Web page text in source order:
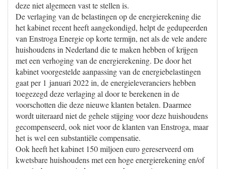
deze niet algemeen vast te stellen is.
De verlaging van de belastingen op de energierekening die
het kabinet recent heeft aangekondigd, helpt de gedupeerden
van Enstroga Energie op korte termijn, net als de vele andere
huishoudens in Nederland die te maken hebben of krijgen
met een verhoging van de energierekening. De door het
kabinet voorgestelde aanpassing van de energiebelastingen
gaat per 1 januari 2022 in, de energieleveranciers hebben
toegezegd deze verlaging al door te berekenen in de
voorschotten die deze nieuwe klanten betalen. Daarmee
wordt uiteraard niet de gehele stijging voor deze huishoudens
gecompenseerd, ook niet voor de klanten van Enstroga, maar
het is wel een substantiële compensatie.
Ook heeft het kabinet 150 miljoen euro gereserveerd om
kwetsbare huishoudens met een hoge energierekening en/of